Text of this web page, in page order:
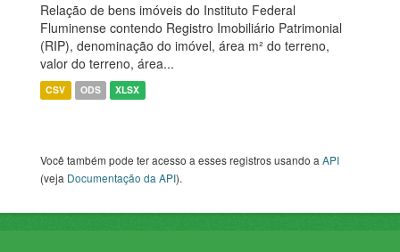
Relação de bens imóveis do Instituto Federal
Fluminense contendo Registro Imobiliário Patrimonial
(RIP), denominação do imóvel, área m² do terreno,
valor do terreno, área...
CSV ODS XLSX
Você também pode ter acesso a esses registros usando aAPI
(veja Documentação da API).